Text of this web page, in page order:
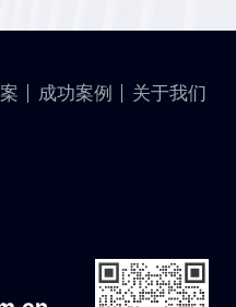
成功案例 关于我们